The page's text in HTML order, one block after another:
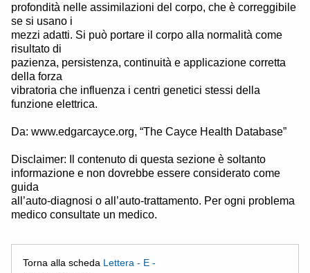
profondità nelle assimilazioni del corpo, che è correggibile
se si usano i
mezzi adatti. Si può portare il corpo alla normalità come
risultato di
pazienza, persistenza, continuità e applicazione corretta
della forza
vibratoria che influenza i centri genetici stessi della
funzione elettrica.
Da: www.edgarcayce.org, “The Cayce Health Database”
Disclaimer: Il contenuto di questa sezione è soltanto
informazione e non dovrebbe essere considerato come
guida
all’auto-diagnosi o all’auto-trattamento. Per ogni problema
medico consultate un medico.
Torna alla scheda Lettera - E -